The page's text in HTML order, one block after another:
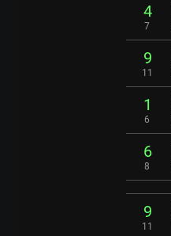
4
7
9
11
1
6
6
8
9
11